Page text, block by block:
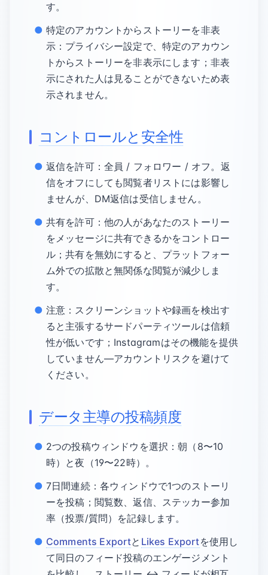
す。
特定のアカウントからストーリーを非表
示：プライバシー設定で、特定のアカウン
トからストーリーを非表示にします；非表
示にされた人は見ることができないため表
示されません。
コントロールと安全性
返信を許可：全員 / フォロワー / オフ。返
信をオフにしても閲覧者リストには影響し
ませんが、DM返信は受信しません。
共有を許可：他の人があなたのストーリー
をメッセージに共有できるかをコントロー
ル；共有を無効にすると、プラットフォー
ム外での拡散と無関係な閲覧が減少しま
す。
注意：スクリーンショットや録画を検出す
ると主張するサードパーティツールは信頼
性が低いです；Instagramはその機能を提供
していません—アカウントリスクを避けて
ください。
データ主導の投稿頻度
2つの投稿ウィンドウを選択：朝（8〜10
時）と夜（19〜22時）。
7日間連続：各ウィンドウで1つのストーリ
ーを投稿；閲覧数、返信、ステッカー参加
率（投票/質問）を記録します。
Comments Exportと Likes Exportを使用し
て同日のフィード投稿のエンゲージメント